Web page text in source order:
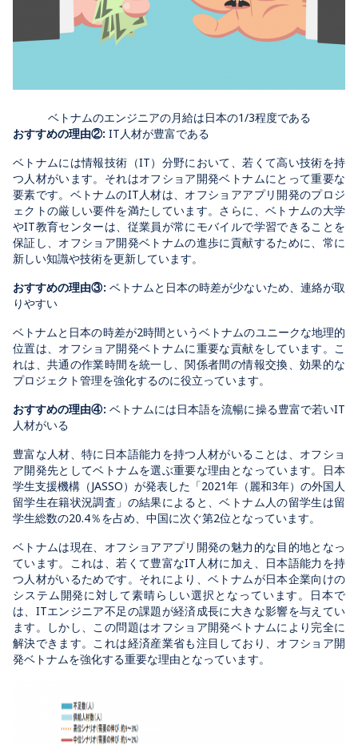
ベトナムのエンジニアの月給は日本の1/3程度である
おすすめの理由②: IT人材が豊富である
ベトナムには情報技術（IT）分野において、若くて高い技術を持
つ人材がいます。それはオフショア開発ベトナムにとって重要な
要素です。ベトナムのIT人材は、オフショアアプリ開発のプロジ
ェクトの厳しい要件を満たしています。さらに、ベトナムの大学
やIT教育センターは、従業員が常にモバイルで学習できることを
保証し、オフショア開発ベトナムの進歩に貢献するために、常に
新しい知識や技術を更新しています。
おすすめの理由③: ベトナムと日本の時差が少ないため、連絡が取
りやすい
ベトナムと日本の時差が2時間というベトナムのユニークな地理的
位置は、オフショア開発ベトナムに重要な貢献をしています。こ
れは、共通の作業時間を統一し、関係者間の情報交換、効果的な
プロジェクト管理を強化するのに役立っています。
おすすめの理由④: ベトナムには日本語を流暢に操る豊富で若いIT
人材がいる
豊富な人材、特に日本語能力を持つ人材がいることは、オフショ
ア開発先としてベトナムを選ぶ重要な理由となっています。日本
学生支援機構（JASSO）が発表した「2021年（麗和3年）の外国人
留学生在籍状況調査」の結果によると、ベトナム人の留学生は留
学生総数の20.4％を占め、中国に次ぐ第2位となっています。
ベトナムは現在、オフショアアプリ開発の魅力的な目的地となっ
ています。これは、若くて豊富なIT人材に加え、日本語能力を持
つ人材がいるためです。それにより、ベトナムが日本企業向けの
システム開発に対して素晴らしい選択 となっています。日本で
は、ITエンジニア不足の課題が経済成長に大きな影響を与えてい
ます。しかし、この問題はオフショア開発ベトナムにより完全に
解決できます。これは経済産業省も注目しており、オフショア開
発ベトナムを強化する重要な理由となっています。